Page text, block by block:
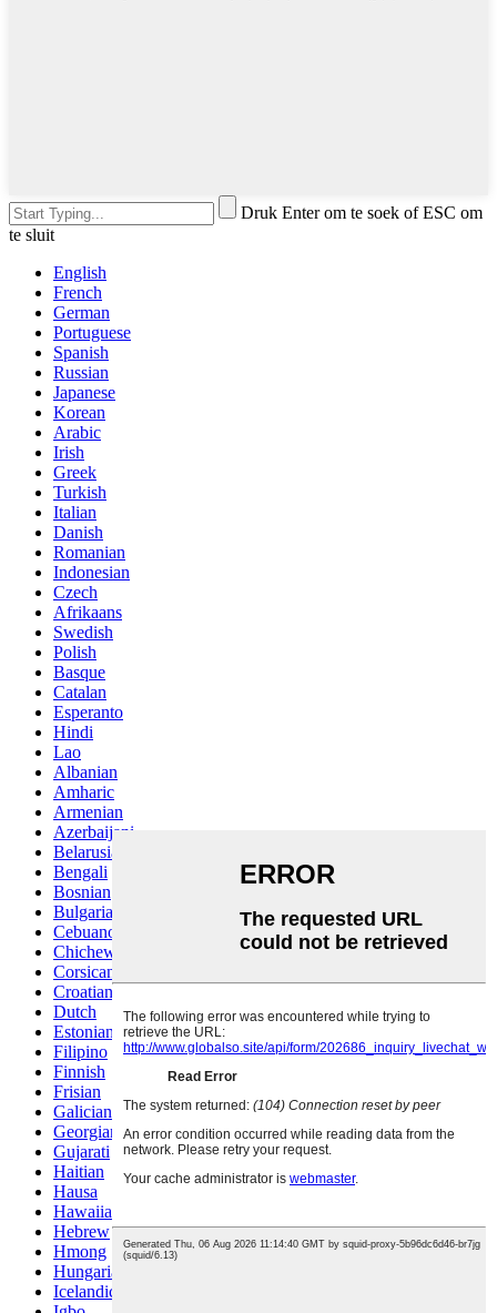
Druk Enter om te soek of ESC om
te sluit
English
French
German
Portuguese
Spanish
Russian
Japanese
Korean
Arabic
Irish
Greek
Turkish
Italian
Danish
Romanian
Indonesian
Czech
Afrikaans
Swedish
Polish
Basque
Catalan
Esperanto
Hindi
Lao
Albanian
Amharic
Armenian
Azerbaijani
Belarusian
Bengali
Bosnian
Bulgarian
Cebuano
Chichewa
Corsican
Croatian
Dutch
Estonian
Filipino
Finnish
Frisian
Galician
Georgian
Gujarati
Haitian
Hausa
Hawaiian
Hebrew
Hmong
Hungarian
Icelandic